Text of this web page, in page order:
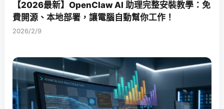
【2026最新】OpenClaw AI 助理完整安裝教學：免
費開源、本地部署，讓電腦自動幫你工作！
2026/2/9